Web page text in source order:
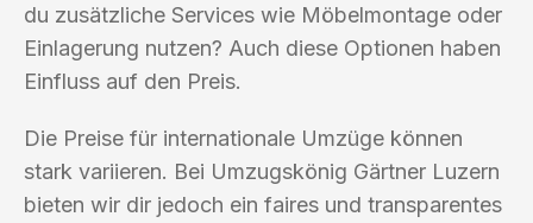
du zusätzliche Services wie Möbelmontage oder
Einlagerung nutzen? Auch diese Optionen haben
Einfluss auf den Preis.
Die Preise für internationale Umzüge können
stark variieren. Bei Umzugskönig Gärtner Luzern
bieten wir dir jedoch ein faires und transparentes